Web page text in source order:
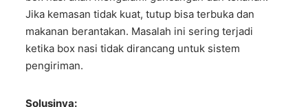
Jika kemasan tidak kuat, tutup bisa terbuka dan
makanan berantakan. Masalah ini sering terjadi
ketika box nasi tidak dirancang untuk sistem
pengiriman.
Solusinya: